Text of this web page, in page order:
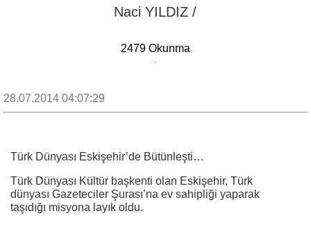
Naci YILDIZ /
2479 Okunma
28.07.2014 04:07:29
Türk Dünyası Eskişehir’de Bütünleşti…
Türk Dünyası Kültür başkenti olan Eskişehir, Türk
dünyası Gazeteciler Şurası’na ev sahipliği yaparak
taşıdığı misyona layık oldu.